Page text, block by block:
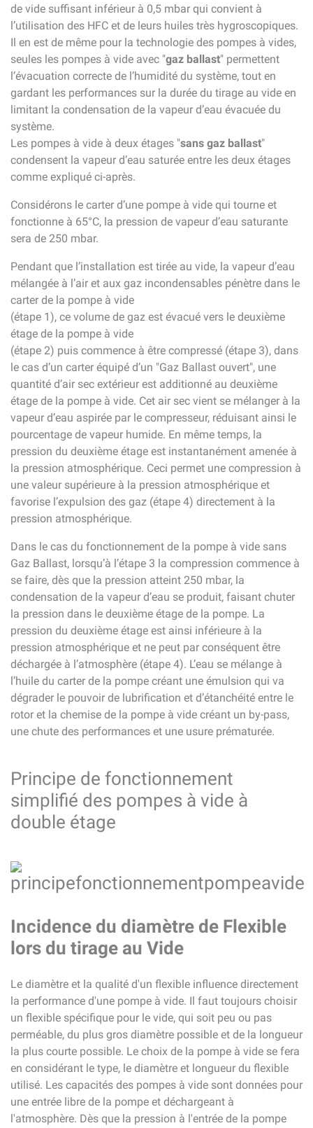
de vide suffisant inférieur à 0,5 mbar qui convient à
l’utilisation des HFC et de leurs huiles très hygroscopiques.
Il en est de même pour la technologie des pompes à vides,
seules les pompes à vide avec "gaz ballast" permettent
l’évacuation correcte de l’humidité du système, tout en
gardant les performances sur la durée du tirage au vide en
limitant la condensation de la vapeur d’eau évacuée du
système.
Les pompes à vide à deux étages "sans gaz ballast"
condensent la vapeur d’eau saturée entre les deux étages
comme expliqué ci-après.
Considérons le carter d’une pompe à vide qui tourne et
fonctionne à 65°C, la pression de vapeur d’eau saturante
sera de 250 mbar.
Pendant que l’installation est tirée au vide, la vapeur d’eau
mélangée à l’air et aux gaz incondensables pénètre dans le
carter de la pompe à vide
(étape 1), ce volume de gaz est évacué vers le deuxième
étage de la pompe à vide
(étape 2) puis commence à être compressé (étape 3), dans
le cas d’un carter équipé d’un "Gaz Ballast ouvert", une
quantité d’air sec extérieur est additionné au deuxième
étage de la pompe à vide. Cet air sec vient se mélanger à la
vapeur d’eau aspirée par le compresseur, réduisant ainsi le
pourcentage de vapeur humide. En même temps, la
pression du deuxième étage est instantanément amenée à
la pression atmosphérique. Ceci permet une compression à
une valeur supérieure à la pression atmosphérique et
favorise l’expulsion des gaz (étape 4) directement à la
pression atmosphérique.
Dans le cas du fonctionnement de la pompe à vide sans
Gaz Ballast, lorsqu’à l’étape 3 la compression commence à
se faire, dès que la pression atteint 250 mbar, la
condensation de la vapeur d’eau se produit, faisant chuter
la pression dans le deuxième étage de la pompe. La
pression du deuxième étage est ainsi inférieure à la
pression atmosphérique et ne peut par conséquent être
déchargée à l’atmosphère (étape 4). L’eau se mélange à
l’huile du carter de la pompe créant une émulsion qui va
dégrader le pouvoir de lubrification et d’étanchéité entre le
rotor et la chemise de la pompe à vide créant un by-pass,
une chute des performances et une usure prématurée.
Principe de fonctionnement
simplifié des pompes à vide à
double étage
Incidence du diamètre de Flexible
lors du tirage au Vide
Le diamètre et la qualité d'un flexible influence directement
la performance d'une pompe à vide. Il faut toujours choisir
un flexible spécifique pour le vide, qui soit peu ou pas
perméable, du plus gros diamètre possible et de la longueur
la plus courte possible. Le choix de la pompe à vide se fera
en considérant le type, le diamètre et longueur du flexible
utilisé. Les capacités des pompes à vide sont données pour
une entrée libre de la pompe et déchargeant à
l'atmosphère. Dès que la pression à l'entrée de la pompe